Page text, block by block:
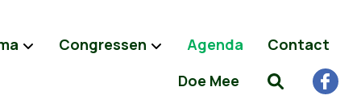
Congressen Agenda
Contact
Doe Mee